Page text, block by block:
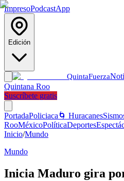
ImpresoPodcastApp
Edición
QuintaFuerza
Quintana Roo
Suscríbete gratis
PortadaPoliciaca 🌀 Huracanes
RooMéxicoPolíticaDeportes
Inicio/Mundo
Mundo
Inicia Maduro gira